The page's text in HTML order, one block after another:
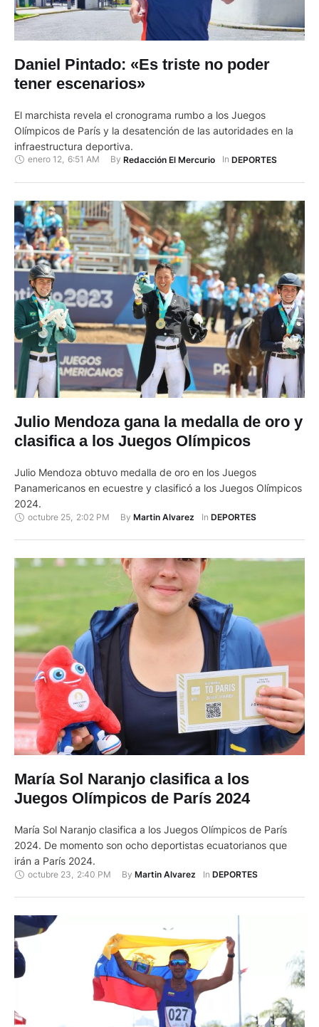
Daniel Pintado: «Es triste no poder
tener escenarios»
El marchista revela el cronograma rumbo a los Juegos
Olímpicos de París y la desatención de las autoridades en la
infraestructura deportiva.
enero 12, 6:51 AM By Redacción El Mercurio In DEPORTES
Julio Mendoza gana la medalla de oro y
clasifica a los Juegos Olímpicos
Julio Mendoza obtuvo medalla de oro en los Juegos
Panamericanos en ecuestre y clasificó a los Juegos Olímpicos
2024.
octubre 25 2:02 PM By Martin Alvarez In DEPORTES
María Sol Naranjo clasifica a los
Juegos Olímpicos de París 2024
María Sol Naranjo clasifica a los Juegos Olímpicos de París
2024. De momento son ocho deportistas ecuatorianos que
irán a París 2024.
octubre 23 2:40 PM By Martin Alvarez In DEPORTES